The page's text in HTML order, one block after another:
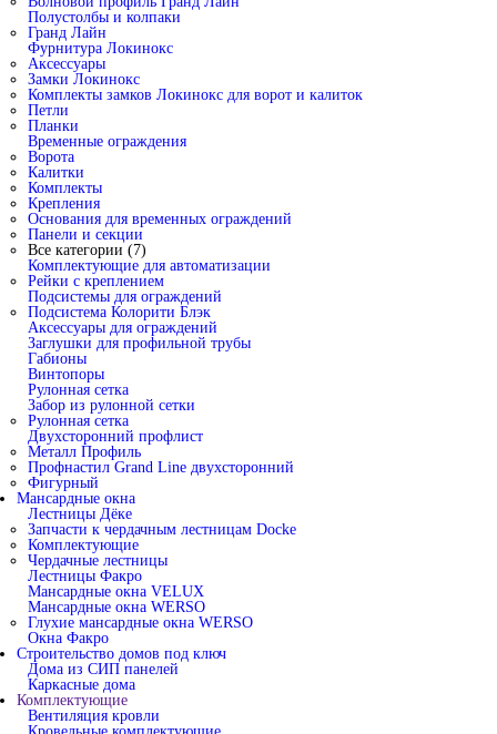
Полустолбы и колпаки
Гранд Лайн
Фурнитура Локинокс
Аксессуары
Замки Локинокс
Комплекты замков Локинокс для ворот и калиток
Петли
Планки
Временные ограждения
Ворота
Калитки
Комплекты
Крепления
Основания для временных ограждений
Панели и секции
Все категории (7)
Комплектующие для автоматизации
Рейки с креплением
Подсистемы для ограждений
Подсистема Колорити Блэк
Аксессуары для ограждений
Заглушки для профильной трубы
Габионы
Винтопоры
Рулонная сетка
Забор из рулонной сетки
Рулонная сетка
Двухсторонний профлист
Металл Профиль
Профнастил Grand Line двухсторонний
Фигурный
Мансардные окна
Лестницы Дёке
Запчасти к чердачным лестницам Docke
Комплектующие
Чердачные лестницы
Лестницы Факро
Мансардные окна VELUX
Мансардные окна WERSO
Глухие мансардные окна WERSO
Окна Факро
Строительство домов под ключ
Дома из СИП панелей
Каркасные дома
Комплектующие
Вентиляция кровли